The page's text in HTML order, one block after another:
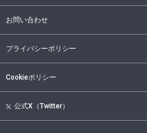
お問い合わせ
プライバシーポリシー
Cookieポリシー
公式X（Twitter）